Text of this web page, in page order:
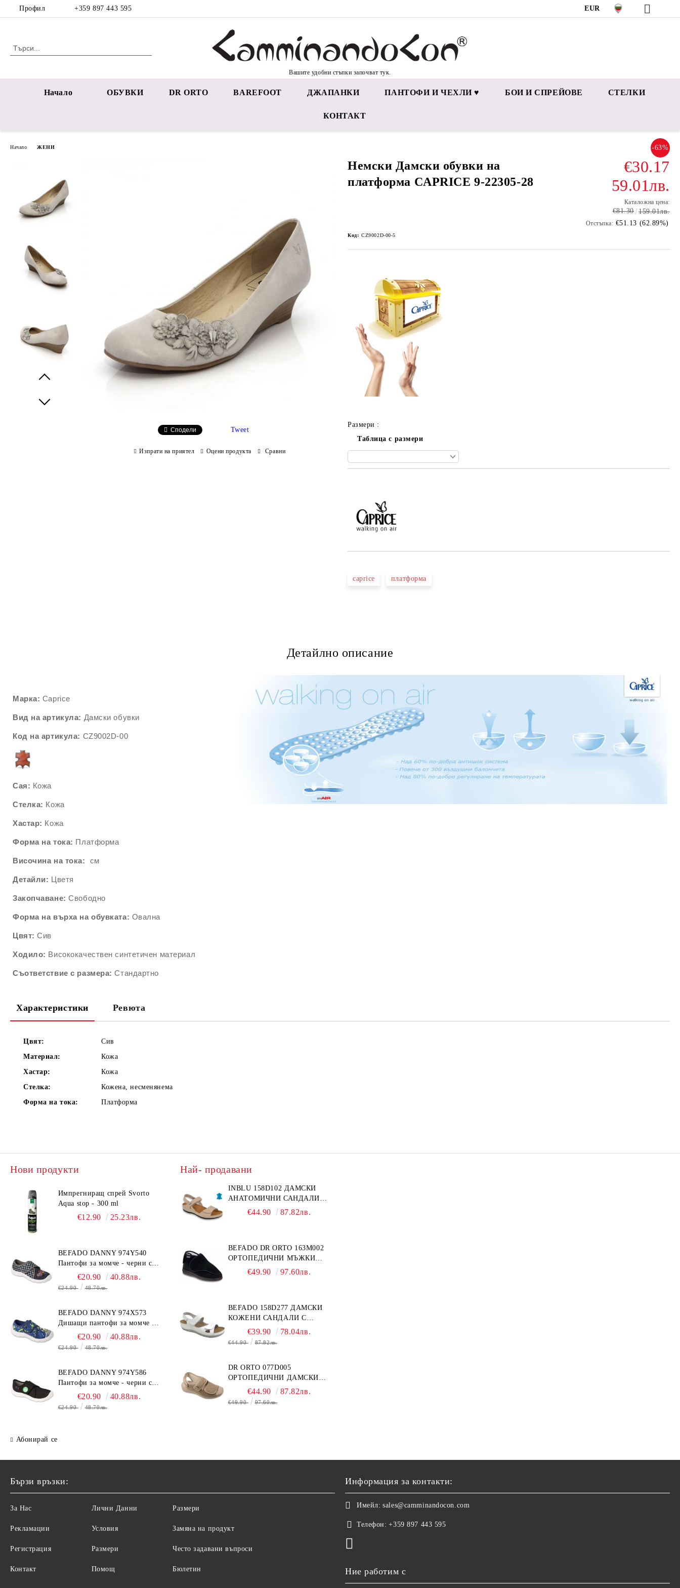
Профил +359 897 443 595 EUR
Вашите удобни стъпки започват тук.
Начало ОБУВКИ DR ORTO BAREFOOT ДЖАПАНКИ ПАНТОФИ И ЧЕХЛИ ♥ БОИ И СПРЕЙОВЕ СТЕЛКИ
КОНТАКТ
Начало ЖЕНИ
Немски Дамски обувки на
платформа CAPRICE 9-22305-28
-63%
€30.17
59.01лв.
Каталожна цена:
€81.30 159.01лв.
Отстъпка: €51.13 (62.89%)
Код: CZ9002D-00-5
Размери :
Таблица с размери
caprice платформа
Сподели Tweet
Изпрати на приятел Оцени продукта Сравни
Детайлно описание
Марка: Caprice
Вид на артикула: Дамски обувки
Код на артикула: CZ9002D-00
Сая: Кожа
Стелка: Кожа
Хастар: Кожа
Форма на тока: Платформа
Височина на тока: см
Детайли: Цветя
Закопчаване: Свободно
Форма на върха на обувката: Овална
Цвят:Сив
Ходило: Висококачествен синтетичен материал
Съответствие с размера:Стандартно
Характеристики Ревюта
Цвят:
Сив
Материал:
Кожа
Хастар:
Кожа
Стелка:
Кожена, несменянема
Форма на тока:
Платформа
Нови продукти
Импрегниращ спрей Svorto
Aqua stop - 300 ml
€12.90 25.23лв.
BEFADO DANNY 974Y540
Пантофи за момче - черни с
€20.90 40.88лв.
€24.90 48.70лв.
BEFADO DANNY 974X573
Дишащи пантофи за момче -
сини с топка
€20.90 40.88лв.
€24.90 48.70лв.
BEFADO DANNY 974Y586
Пантофи за момче - черни с
динозавър€20.90 40.88лв.
€24.90 48.70лв.
Абонирай се
Най- продавани
INBLU 158D102 ДАМСКИ
АНАТОМИЧНИ САНДАЛИ
ОТ ЕСТЕСТВЕНА КОЖА,
€44.90 87.82лв.
BEFADO DR ORTO 163M002
ОРТОПЕДИЧНИ МЪЖКИ
ОБУВКИ ЗА ГИПСИРАН ИЛИ
€49.90 97.60лв.
BEFADO 158D277 ДАМСКИ
КОЖЕНИ САНДАЛИ С
ВЕЛКРО, БЕЛИ
€39.90 78.04лв.
€44.90 87.82лв.
DR ORTO 077D005
ОРТОПЕДИЧНИ ДАМСКИ
САНДАЛИ ЗА ОТЕКЪЛ
КРАК, БЕЖОВИ
€44.90 87.82лв.
€49.90 97.60лв.
Бързи връзки:
За Нас
Рекламации
Регистрация
Контакт
Лични Данни
Условия
Размери
Помощ
Размери
Замяна на продукт
Често задавани въпроси
Бюлетин
Информация за контакти:
Имейл: sales@camminandocon.com
Телефон: +359 897 443 595
Ние работим с